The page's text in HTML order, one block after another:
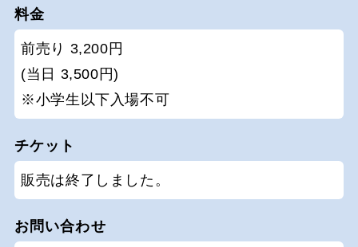
料金
前売り 3,200円
(当日 3,500円)
※小学生以下入場不可
チケット
販売は終了しました。
お問い合わせ